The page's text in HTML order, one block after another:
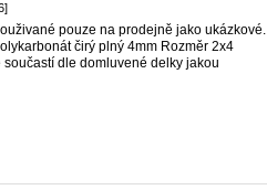
pouze na prodejně jako ukázkové.
čirý plný 4mm Rozměr 2x4
dle domluvené delky jakou